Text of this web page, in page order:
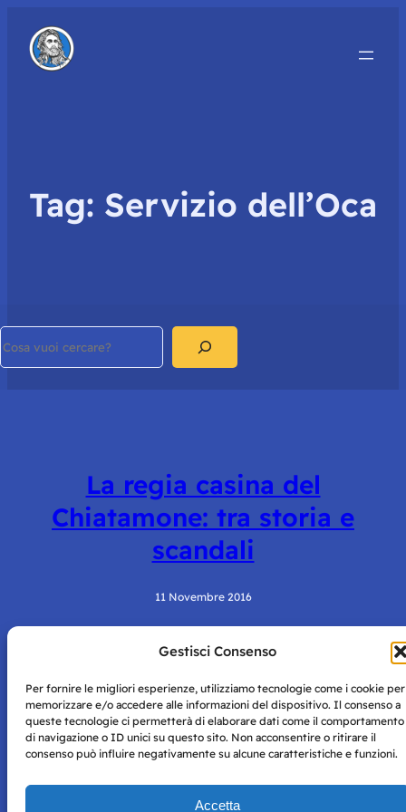
Gestisci Consenso
Per fornire le migliori esperienze, utilizziamo tecnologie come i cookie per
memorizzare e/o accedere alle informazioni del dispositivo. Il consenso a
queste tecnologie ci permetterà di elaborare dati come il comportamento
di navigazione o ID unici su questo sito. Non acconsentire o ritirare il
consenso può influire negativamente su alcune caratteristiche e funzioni.
Accetta
Tag: Servizio dell’Oca
La regia casina del
Chiatamone: tra storia e
scandali
11 Novembre 2016
Napoli con autorizzazione numero 38 del 25/9/2019.
Tutte le immagini e i contenuti su questo sito sono forniti